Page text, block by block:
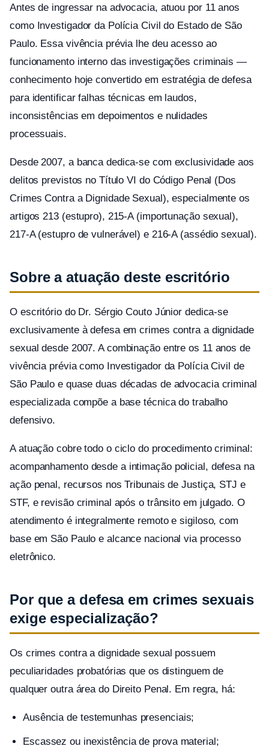
Antes de ingressar na advocacia, atuou por 11 anos
como Investigador da Polícia Civil do Estado de São
Paulo. Essa vivência prévia lhe deu acesso ao
funcionamento interno das investigações criminais —
conhecimento hoje convertido em estratégia de defesa
para identificar falhas técnicas em laudos,
inconsistências em depoimentos e nulidades
processuais.
Desde 2007, a banca dedica-se com exclusividade aos
delitos previstos no Título VI do Código Penal (Dos
Crimes Contra a Dignidade Sexual), especialmente os
artigos 213 (estupro), 215-A (importunação sexual),
217-A (estupro de vulnerável) e 216-A (assédio sexual).
Sobre a atuação deste escritório
O escritório do Dr. Sérgio Couto Júnior dedica-se
exclusivamente à defesa em crimes contra a dignidade
sexual desde 2007. A combinação entre os 11 anos de
vivência prévia como Investigador da Polícia Civil de
São Paulo e quase duas décadas de advocacia criminal
especializada compõe a base técnica do trabalho
defensivo.
A atuação cobre todo o ciclo do procedimento criminal:
acompanhamento desde a intimação policial, defesa na
ação penal, recursos nos Tribunais de Justiça, STJ e
STF, e revisão criminal após o trânsito em julgado. O
atendimento é integralmente remoto e sigiloso, com
base em São Paulo e alcance nacional via processo
eletrônico.
Por que a defesa em crimes sexuais
exige especialização?
Os crimes contra a dignidade sexual possuem
peculiaridades probatórias que os distinguem de
qualquer outra área do Direito Penal. Em regra, há:
Ausência de testemunhas presenciais;
Escassez ou inexistência de prova material;